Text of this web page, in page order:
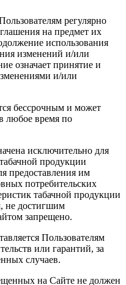
регулярно
на предмет их
использования
изменений и/или
означает принятие и
и/или
бессрочным и может
любое время по
исключительно для
продукции
предоставления им
потребительских
табачной продукции
не достигшим
запрещено.
Пользователям
или гарантий, за
случаев.
на Сайте не должен